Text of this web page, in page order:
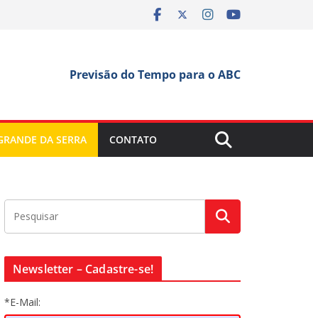
Previsão do Tempo para o ABC
DA SERRA CONTATO
Newsletter – Cadastre-se!
*E-Mail: